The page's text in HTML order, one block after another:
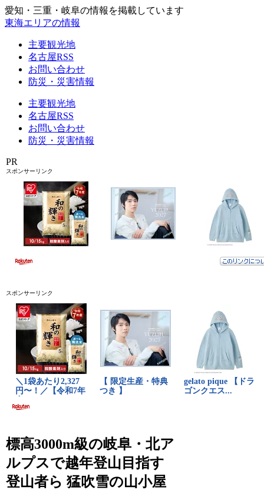
愛知・三重・岐阜の情報を掲載しています
東海エリアの情報
主要観光地
名古屋RSS
お問い合わせ
防災・災害情報
主要観光地
名古屋RSS
お問い合わせ
防災・災害情報
PR
スポンサーリンク
スポンサーリンク
標高3000m級の岐阜・北ア
ルプスで越年登山目指す
登山者ら 猛吹雪の山小屋